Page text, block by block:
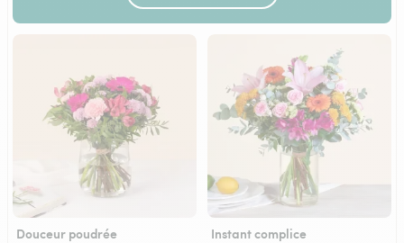
Douceur poudrée Instant complice